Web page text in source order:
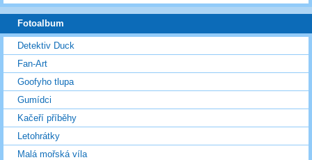
Fotoalbum
Detektiv Duck
Fan-Art
Goofyho tlupa
Gumídci
Kačeří příběhy
Letohrátky
Malá mořská víla